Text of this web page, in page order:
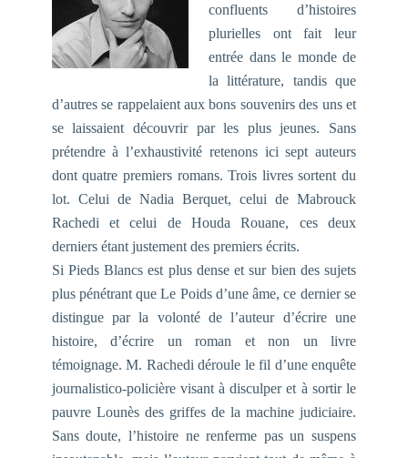
confluents d’histoires
plurielles ont fait leur
entrée dans le monde de
la littérature, tandis que
d’autres se rappelaient aux bons souvenirs des uns et
se laissaient découvrir par les plus jeunes. Sans
prétendre à l’exhaustivité retenons ici sept auteurs
dont quatre premiers romans. Trois livres sortent du
lot. Celui de Nadia Berquet, celui de Mabrouck
Rachedi et celui de Houda Rouane, ces deux
derniers étant justement des premiers écrits.
Si Pieds Blancs est plus dense et sur bien des sujets
plus pénétrant queLe Poids d’une âme, ce dernier se
distingue par la volonté de l’auteur d’écrire une
histoire, d’écrire un roman et non un livre
témoignage. M. Rachedi déroule le fil d’une enquête
journalistico-policière visant à disculper et à sortir le
pauvre Lounès des griffes de la machine judiciaire.
Sans doute, l’histoire ne renferme pas un suspens